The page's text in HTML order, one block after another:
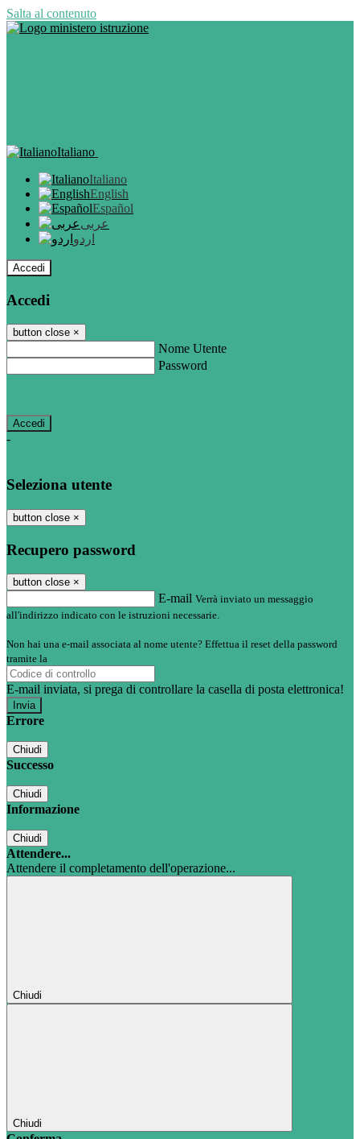
Salta al contenuto
Italiano
Italiano
English
Español
عربى
اردو
Accedi
Accedi
button close ×
Nome Utente
Password
-
Seleziona utente
button close ×
Recupero password
button close ×
E-mail Verrà inviato un messaggio
all'indirizzo indicato con le istruzioni necessarie.
Non hai una e-mail associata al nome utente? Effettua il reset della password
tramite la
E-mail inviata, si prega di controllare la casella di posta elettronica!
Errore
Chiudi
Successo
Chiudi
Informazione
Chiudi
Attendere...
Attendere il completamento dell'operazione...
Chiudi
Chiudi